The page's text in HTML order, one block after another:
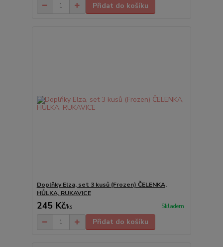
Přidat do košíku
Doplňky Elza, set 3 kusů (Frozen) ČELENKA,
HŮLKA, RUKAVICE
245 Kč/ks Skladem
Přidat do košíku